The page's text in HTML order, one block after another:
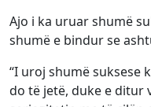
Ajo i ka uruar shumë
shumë e bindur se
“I uroj shumë suksese
do të jetë, duke e ditur